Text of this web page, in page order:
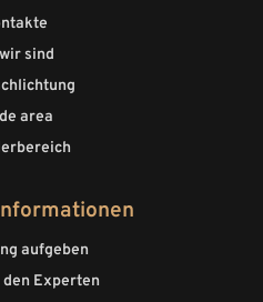
sind
area
aufgeben
den Experten